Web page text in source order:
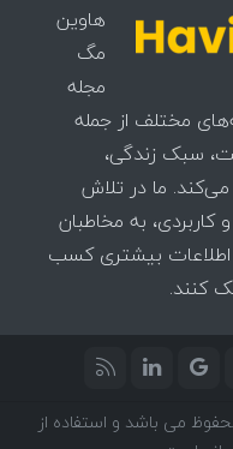
هاوین
مگ
مجله
مختلف از جمله
سبک زندگی،
ما در تلاش
به مخاطبان
اطلاعات بیشتری کسب
کنند.
می باشد و استفاده از